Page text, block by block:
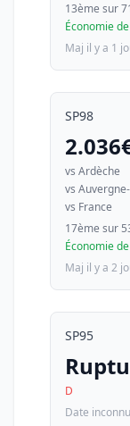
13ème sur
Économie
Maj il y a 1
SP98
vs Ardèche
vs
vs France
17ème sur
Économie
Maj il y a 2
SP95
D
Date